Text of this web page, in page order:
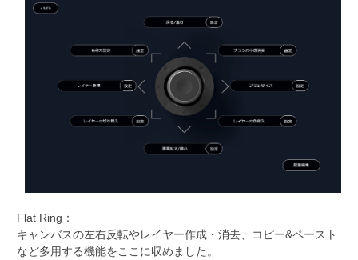
Flat Ring：
キャンバスの左右反転やレイヤー作成・消去、コピー&ペースト
など多用する機能をここに収めました。